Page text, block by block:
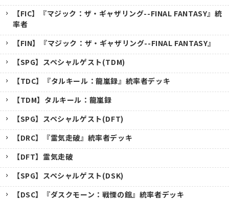
【FIC】『マジック：ザ・ギャザリング--FINAL FANTASY』統
率者
【FIN】『マジック：ザ・ギャザリング--FINAL FANTASY』
【SPG】スペシャルゲスト(TDM)
【TDC】『タルキール：龍嵐録』統率者デッキ
【TDM】タルキール：龍嵐録
【SPG】スペシャルゲスト(DFT)
【DRC】『霊気走破』統率者デッキ
【DFT】霊気走破
【SPG】スペシャルゲスト(DSK)
【DSC】『ダスクモーン：戦慄の館』統率者デッキ